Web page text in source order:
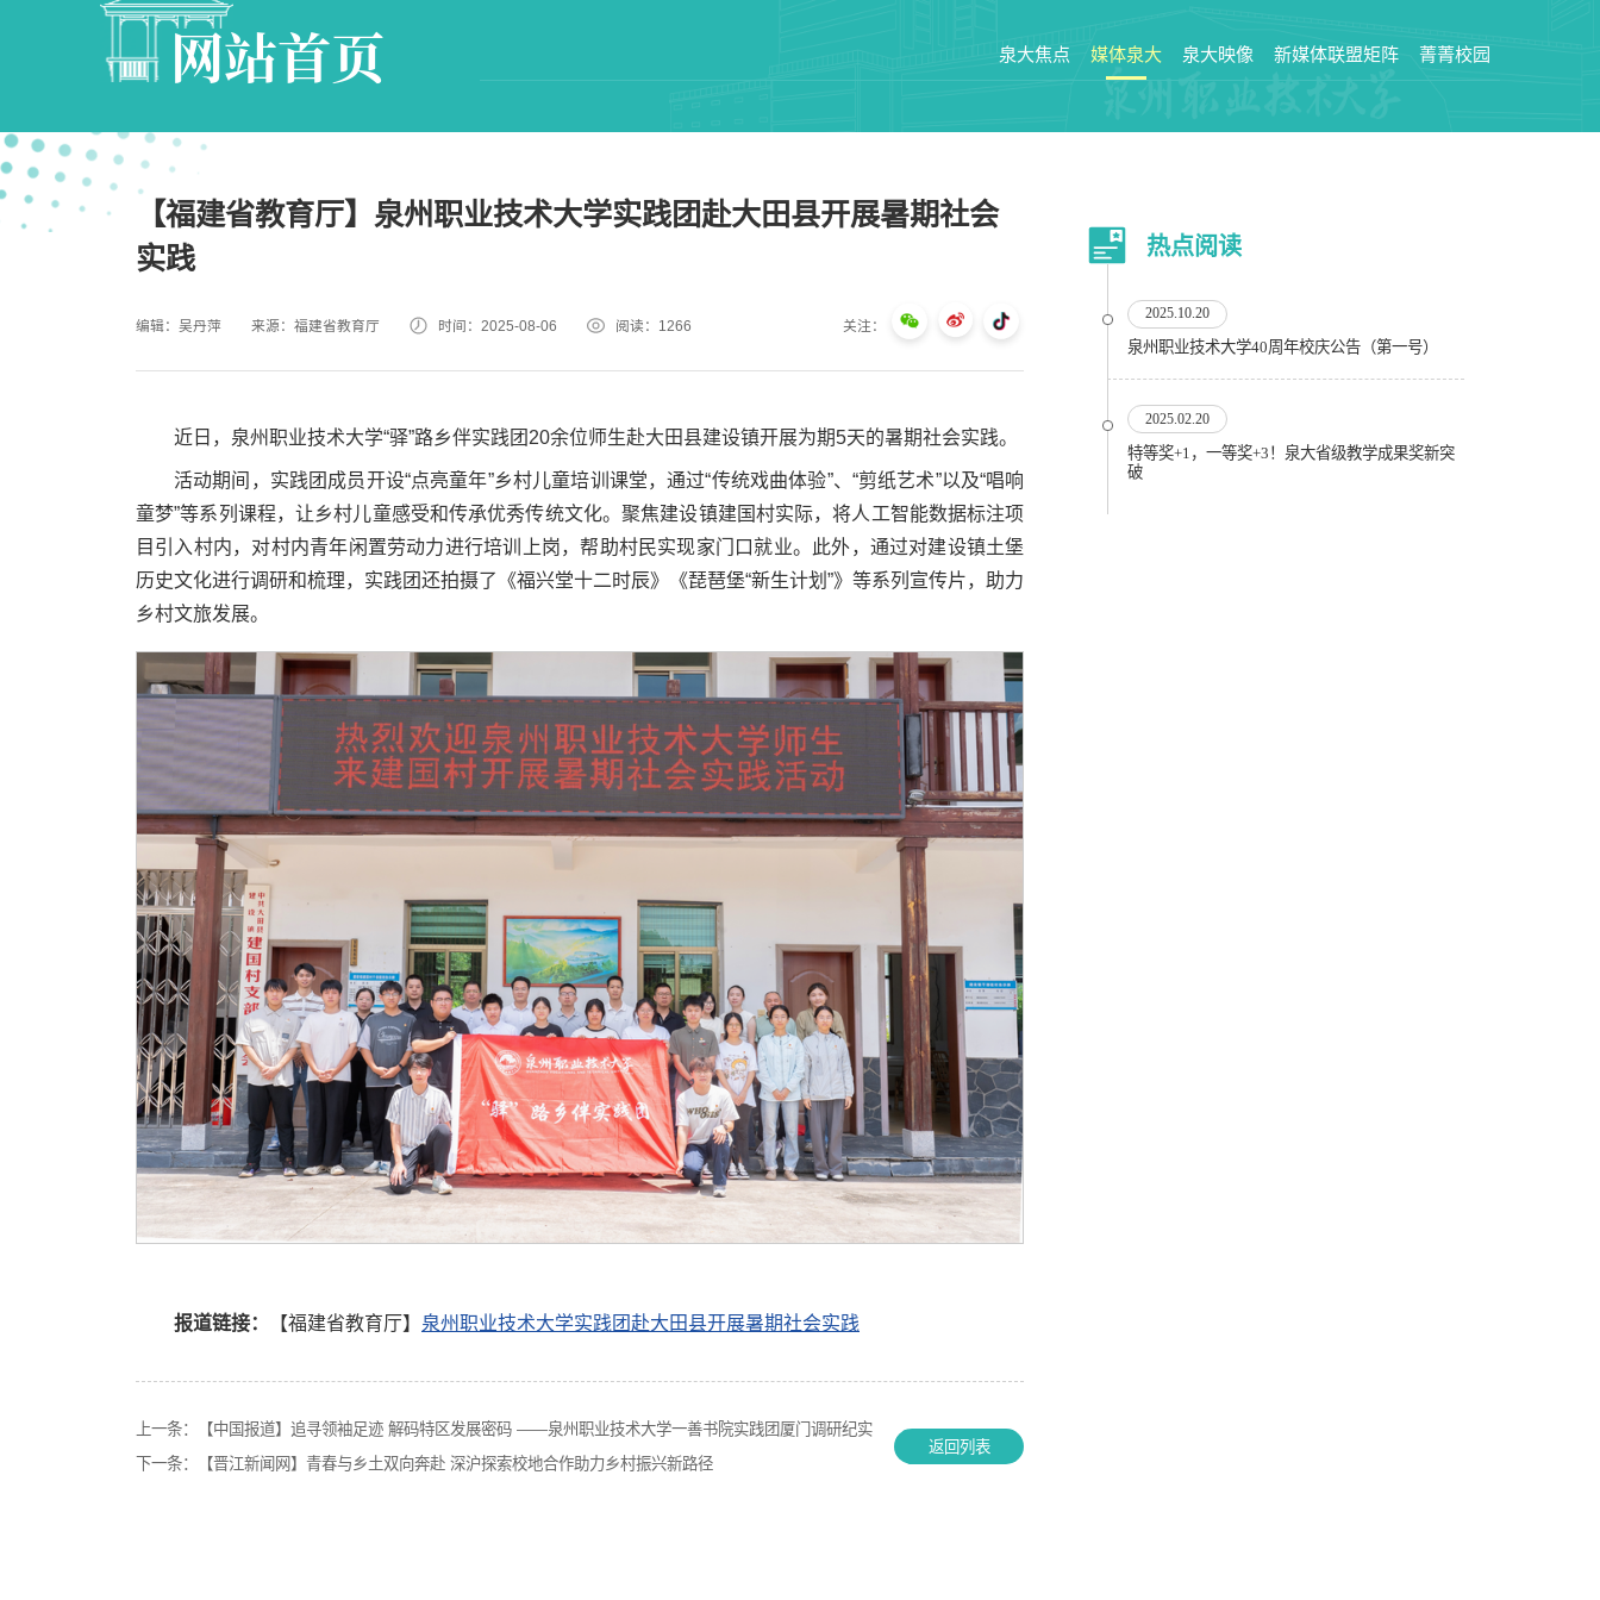
网站首页 泉大焦点 媒体泉大 泉大映像 新媒体联盟矩阵 菁菁校园
【福建省教育厅】泉州职业技术大学实践团赴大田县开展暑期社会
实践
编辑：吴丹萍 来源：福建省教育厅 时间：2025-08-06 阅读： 1266 关注：
近日，泉州职业技术大学“驿”路乡伴实践团20余位师生赴大田县建设镇开展为期5天的暑期社会实践。
活动期间，实践团成员开设“点亮童年”乡村儿童培训课堂，通过“传统戏曲体验”、“剪纸艺术”以及“唱响
童梦”等系列课程，让乡村儿童感受和传承优秀传统文化。聚焦建设镇建国村实际，将人工智能数据标注项
目引入村内，对村内青年闲置劳动力进行培训上岗，帮助村民实现家门口就业。此外，通过对建设镇土堡
历史文化进行调研和梳理，实践团还拍摄了《福兴堂十二时辰》《琵琶堡“新生计划”》等系列宣传片，助力
乡村文旅发展。
报道链接： 【福建省教育厅】 泉州职业技术大学实践团赴大田县开展暑期社会实践
上一条：
【中国报道】追寻领袖足迹 解码特区发展密码 ——泉州职业技术大学一善书院实践团厦门调研纪实
下一条：
【晋江新闻网】青春与乡土双向奔赴 深沪探索校地合作助力乡村振兴新路径
返回列表
热点阅读
2025.10.20
泉州职业技术大学40周年校庆公告（第一号）
2025.02.20
特等奖+1，一等奖+3！泉大省级教学成果奖新突
破